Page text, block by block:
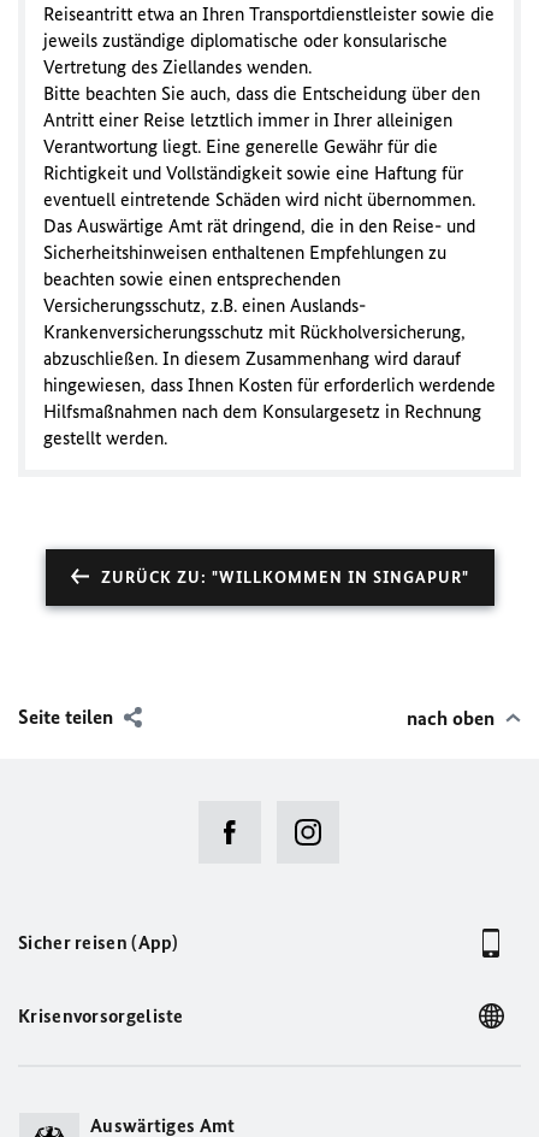
Reiseantritt etwa an Ihren Transportdienstleister sowie die
jeweils zuständige diplomatische oder konsularische
Vertretung des Ziellandes wenden.
Bitte beachten Sie auch, dass die Entscheidung über den
Antritt einer Reise letztlich immer in Ihrer alleinigen
Verantwortung liegt. Eine generelle Gewähr für die
Richtigkeit und Vollständigkeit sowie eine Haftung für
eventuell eintretende Schäden wird nicht übernommen.
Das Auswärtige Amt rät dringend, die in den Reise- und
Sicherheitshinweisen enthaltenen Empfehlungen zu
beachten sowie einen entsprechenden
Versicherungsschutz, z.B. einen Auslands-
Krankenversicherungsschutz mit Rückholversicherung,
abzuschließen. In diesem Zusammenhang wird darauf
hingewiesen, dass Ihnen Kosten für erforderlich werdende
Hilfsmaßnahmen nach dem Konsulargesetz in Rechnung
gestellt werden.
ZURÜCK ZU: "WILLKOMMEN IN SINGAPUR"
Seite teilen nach oben
Sicher reisen (App)
Krisenvorsorgeliste
Auswärtiges Amt